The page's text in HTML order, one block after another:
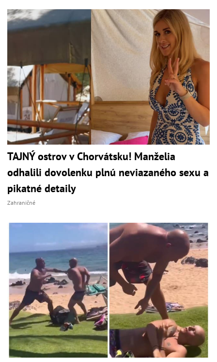
TAJNÝ ostrov v Chorvátsku! Manželia
odhalili dovolenku plnú neviazaného sexu a
pikatné detaily
Zahraničné